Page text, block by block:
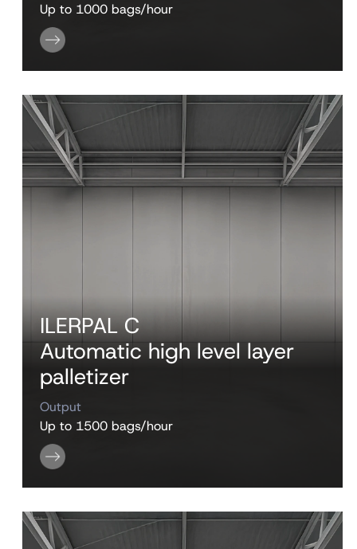
Up to 1000 bags/hour
ILERPAL C
Automatic high level layer
palletizer
Output
Up to 1500 bags/hour